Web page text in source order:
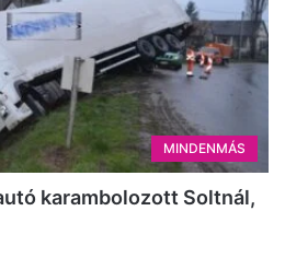
MINDENMÁS
karambolozott Soltnál,